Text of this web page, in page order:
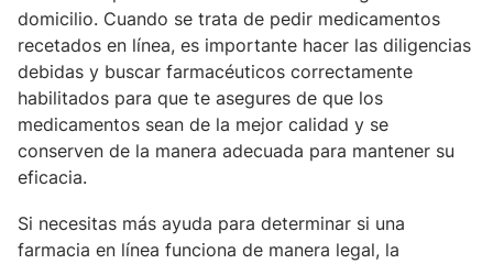
domicilio. Cuando se trata de pedir medicamentos
recetados en línea, es importante hacer las diligencias
debidas y buscar farmacéuticos correctamente
habilitados para que te asegures de que los
medicamentos sean de la mejor calidad y se
conserven de la manera adecuada para mantener su
eficacia.
Si necesitas más ayuda para determinar si una
farmacia en línea funciona de manera legal, la